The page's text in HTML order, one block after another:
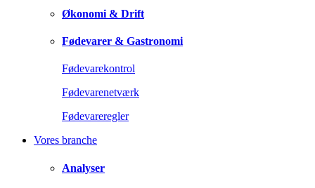
Økonomi & Drift
Fødevarer & Gastronomi
Fødevarekontrol
Fødevarenetværk
Fødevareregler
Vores branche
Analyser